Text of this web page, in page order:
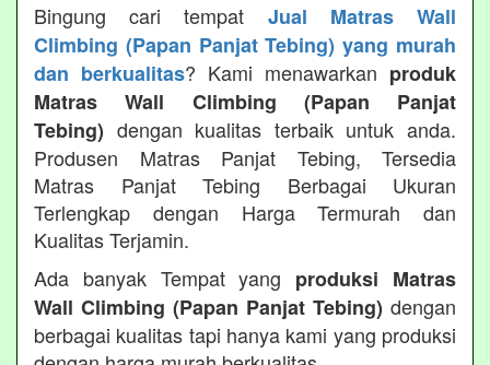
Bingung cari tempat Jual Matras Wall
Climbing (Papan Panjat Tebing) yang murah
dan berkualitas? Kami menawarkan produk
Matras Wall Climbing (Papan Panjat
Tebing) dengan kualitas terbaik untuk anda.
Produsen Matras Panjat Tebing, Tersedia
Matras Panjat Tebing Berbagai Ukuran
Terlengkap dengan Harga Termurah dan
Kualitas Terjamin.
Ada banyak Tempat yang produksi Matras
Wall Climbing (Papan Panjat Tebing) dengan
berbagai kualitas tapi hanya kami yang produksi